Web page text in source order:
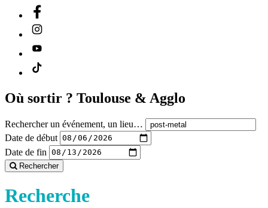
Où sortir ? Toulouse & Agglo
Rechercher un événement, un lieu…
Date de début
Date de fin
Rechercher
Recherche